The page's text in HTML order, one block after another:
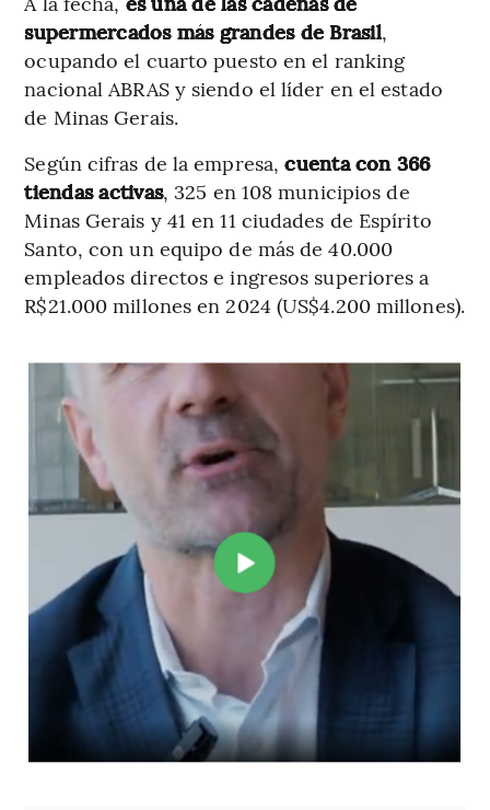
supermercados más grandes de Brasil,
ocupando el cuarto puesto en el ranking
nacional ABRAS y siendo el líder en el estado
de Minas Gerais.
Según cifras de la empresa, cuenta con 366
tiendas activas, 325 en 108 municipios de
Minas Gerais y 41 en 11 ciudades de Espírito
Santo, con un equipo de más de 40.000
empleados directos e ingresos superiores a
R$21.000 millones en 2024 (US$4.200 millones).